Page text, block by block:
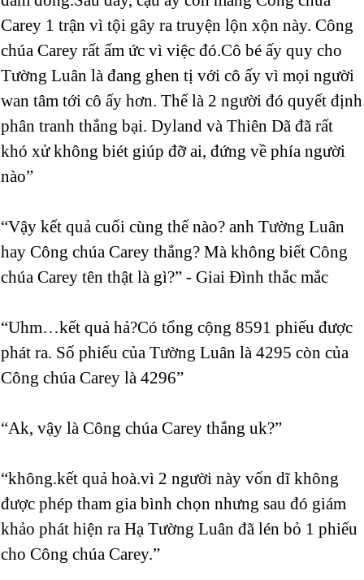
Carey 1 trận vì tội gây ra truyện lộn xộn này. Công
chúa Carey rất ấm ức vì việc đó.Cô bé ấy quy cho
Tường Luân là đang ghen tị với cô ấy vì mọi người
wan tâm tới cô ấy hơn. Thế là 2 người đó quyết định
phân tranh thắng bại. Dyland và Thiên Dã đã rất
khó xử không biét giúp đỡ ai, đứng về phía người
nào”
“Vậy kết quả cuối cùng thế nào? anh Tường Luân
hay Công chúa Carey thắng? Mà không biết Công
chúa Carey tên thật là gì?” - Giai Đình thắc mắc
“Uhm…kết quả hả?Có tổng cộng 8591 phiếu được
phát ra. Số phiếu của Tường Luân là 4295 còn của
Công chúa Carey là 4296”
“Ak, vậy là Công chúa Carey thắng uk?”
“không.kết quả hoà.vì 2 người này vốn dĩ không
được phép tham gia bình chọn nhưng sau đó giám
khảo phát hiện ra Hạ Tường Luân đã lén bỏ 1 phiếu
cho Công chúa Carey.”